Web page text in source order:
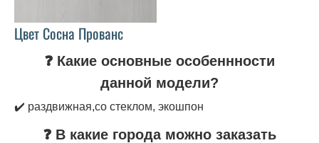
Цвет Сосна Прованс
❓ Какие основные особеннности
данной модели?
✔️ раздвижная,со стеклом, экошпон
❓ В какие города можно заказать